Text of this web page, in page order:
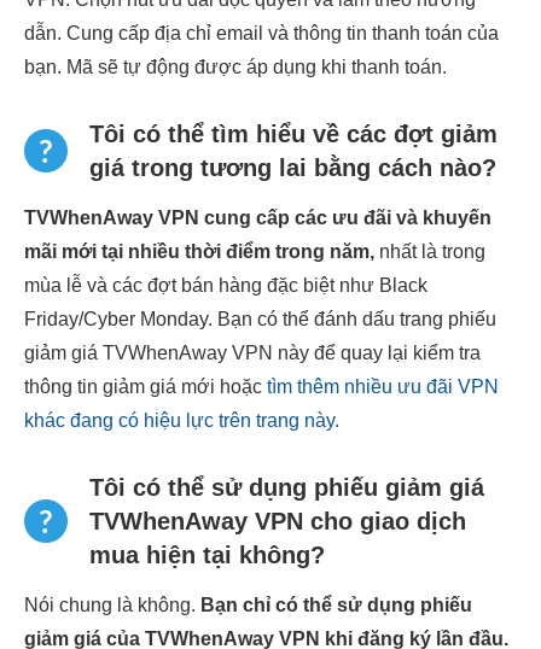
dẫn. Cung cấp địa chỉ email và thông tin thanh toán của
bạn. Mã sẽ tự động được áp dụng khi thanh toán.
Tôi có thể tìm hiểu về các đợt giảm
giá trong tương lai bằng cách nào?
TVWhenAway VPN cung cấp các ưu đãi và khuyến
mãi mới tại nhiều thời điểm trong năm, nhất là trong
mùa lễ và các đợt bán hàng đặc biệt như Black
Friday/Cyber Monday. Bạn có thể đánh dấu trang phiếu
giảm giá TVWhenAway VPN này để quay lại kiểm tra
thông tin giảm giá mới hoặc tìm thêm nhiều ưu đãi VPN
khác đang có hiệu lực trên trang này.
Tôi có thể sử dụng phiếu giảm giá
TVWhenAway VPN cho giao dịch
mua hiện tại không?
Nói chung là không. Bạn chỉ có thể sử dụng phiếu
giảm giá của TVWhenAway VPN khi đăng ký lần đầu.